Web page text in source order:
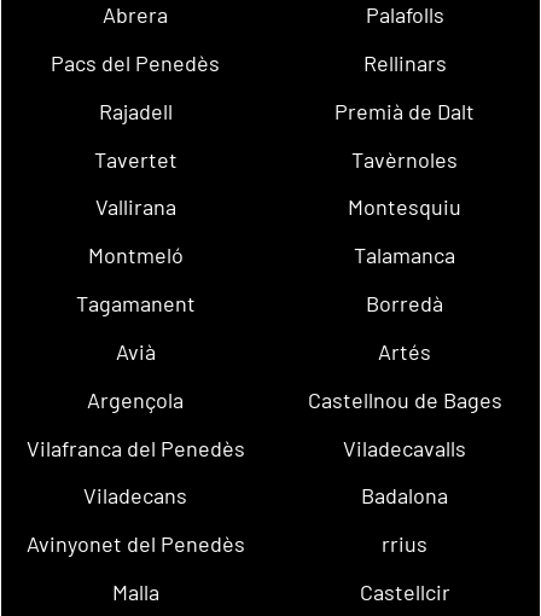
Abrera
Palafolls
Pacs del Penedès
Rellinars
Rajadell
Premià de Dalt
Tavertet
Tavèrnoles
Vallirana
Montesquiu
Montmeló
Talamanca
Tagamanent
Borredà
Avià
Artés
Argençola
Castellnou de Bages
Vilafranca del Penedès
Viladecavalls
Viladecans
Badalona
Avinyonet del Penedès
rrius
Malla
Castellcir